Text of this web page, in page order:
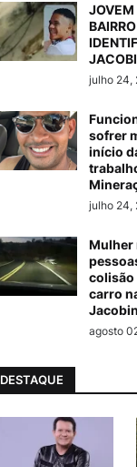
JOVEM
julho 24,
sofrer
início
julho 24,
Mulher
colisão
carro
agosto
DESTAQUE